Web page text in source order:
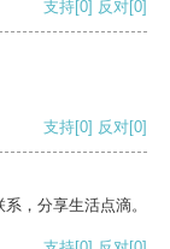
支持[0] 反对[0]
支持[0] 反对[0]
，分享生活点滴。